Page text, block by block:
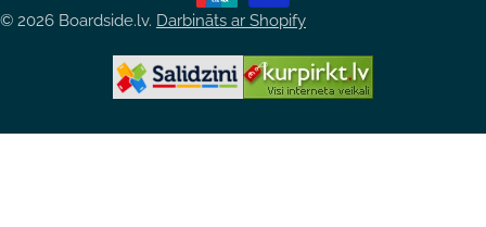
T
R
© 2026 Boardside.lv. Darbināts ar Shopify